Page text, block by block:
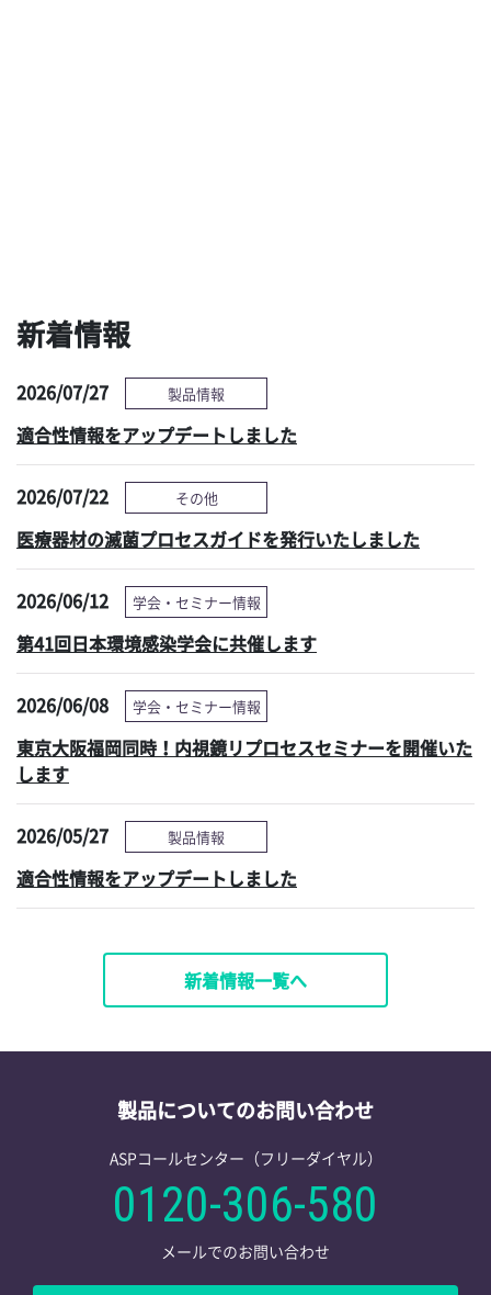
新着情報
2026/07/27 製品情報
適合性情報をアップデートしました
2026/07/22 その他
医療器材の滅菌プロセスガイドを発行いたしました
2026/06/12 学会・セミナー情報
第41回日本環境感染学会に共催します
2026/06/08 学会・セミナー情報
東京大阪福岡同時！内視鏡リプロセスセミナーを開催いた
します
2026/05/27 製品情報
適合性情報をアップデートしました
新着情報一覧へ
製品についてのお問い合わせ
ASPコールセンター（フリーダイヤル）
0120-306-580
メールでのお問い合わせ